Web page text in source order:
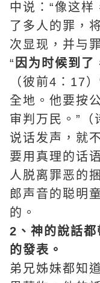
中说：“像这样
了多人的罪，
次显现，并与
“ 因为时候到了
（彼前4：17
全地。他要按
审判万民。”
说话发声，就
要用真理的话
人脱离罪恶的
郎声音的聪明
的。
2、神的說話
的發表。
弟兄姊妹都知